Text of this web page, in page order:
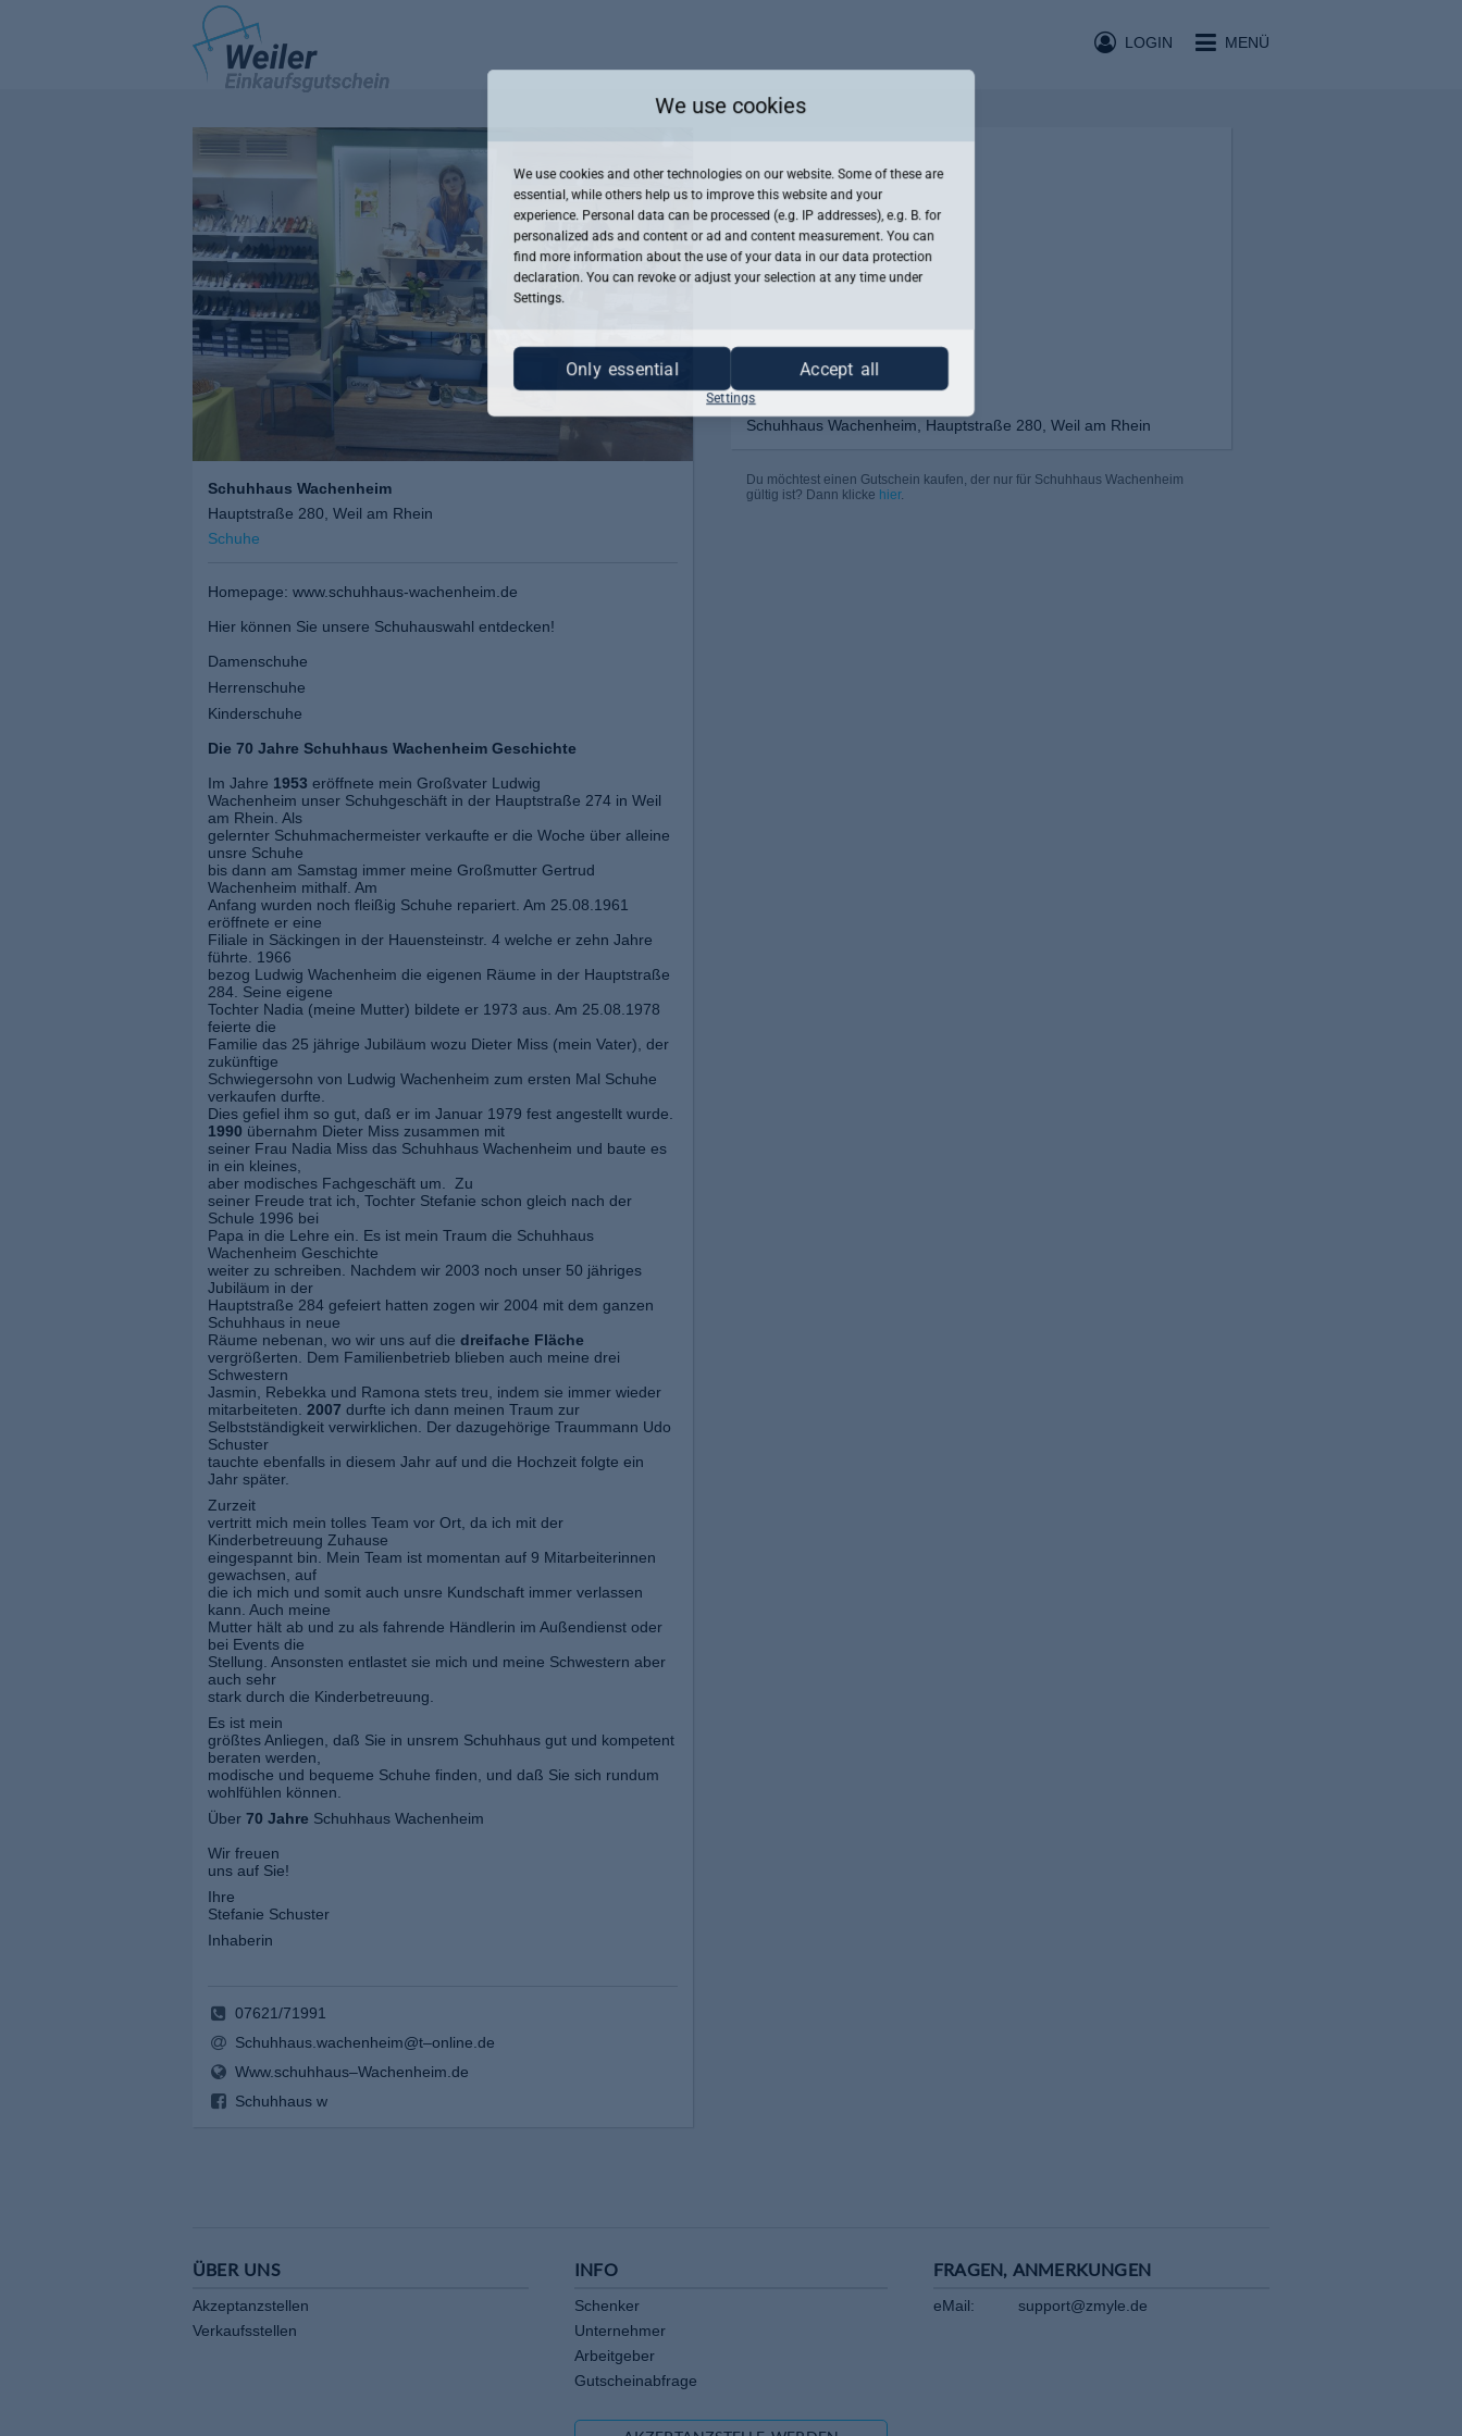
MENÜ
LOGIN
Schuhhaus Wachenheim
Hauptstraße 280, Weil am Rhein
Schuhe
Homepage: www.schuhhaus-wachenheim.de
Hier können Sie unsere Schuhauswahl entdecken!
Damenschuhe
Herrenschuhe
Kinderschuhe
Die 70 Jahre Schuhhaus Wachenheim Geschichte
Im Jahre 1953 eröffnete mein Großvater Ludwig
Wachenheim unser Schuhgeschäft in der Hauptstraße 274 in Weil
am Rhein. Als
gelernter Schuhmachermeister verkaufte er die Woche über alleine
unsre Schuhe
bis dann am Samstag immer meine Großmutter Gertrud
Wachenheim mithalf. Am
Anfang wurden noch fleißig Schuhe repariert. Am 25.08.1961
eröffnete er eine
Filiale in Säckingen in der Hauensteinstr. 4 welche er zehn Jahre
führte. 1966
bezog Ludwig Wachenheim die eigenen Räume in der Hauptstraße
284. Seine eigene
Tochter Nadia (meine Mutter) bildete er 1973 aus. Am 25.08.1978
feierte die
Familie das 25 jährige Jubiläum wozu Dieter Miss (mein Vater), der
zukünftige
Schwiegersohn von Ludwig Wachenheim zum ersten Mal Schuhe
verkaufen durfte.
Dies gefiel ihm so gut, daß er im Januar 1979 fest angestellt wurde.
1990 übernahm Dieter Miss zusammen mit
seiner Frau Nadia Miss das Schuhhaus Wachenheim und baute es
in ein kleines,
aber modisches Fachgeschäft um. Zu
seiner Freude trat ich, Tochter Stefanie schon gleich nach der
Schule 1996 bei
Papa in die Lehre ein. Es ist mein Traum die Schuhhaus
Wachenheim Geschichte
weiter zu schreiben. Nachdem wir 2003 noch unser 50 jähriges
Jubiläum in der
Hauptstraße 284 gefeiert hatten zogen wir 2004 mit dem ganzen
Schuhhaus in neue
Räume nebenan, wo wir uns auf die dreifache Fläche
vergrößerten. Dem Familienbetrieb blieben auch meine drei
Schwestern
Jasmin, Rebekka und Ramona stets treu, indem sie immer wieder
mitarbeiteten. 2007 durfte ich dann meinen Traum zur
Selbstständigkeit verwirklichen. Der dazugehörige Traummann Udo
Schuster
tauchte ebenfalls in diesem Jahr auf und die Hochzeit folgte ein
Jahr später.
Zurzeit
vertritt mich mein tolles Team vor Ort, da ich mit der
Kinderbetreuung Zuhause
eingespannt bin. Mein Team ist momentan auf 9 Mitarbeiterinnen
gewachsen, auf
die ich mich und somit auch unsre Kundschaft immer verlassen
kann. Auch meine
Mutter hält ab und zu als fahrende Händlerin im Außendienst oder
bei Events die
Stellung. Ansonsten entlastet sie mich und meine Schwestern aber
auch sehr
stark durch die Kinderbetreuung.
Es ist mein
größtes Anliegen, daß Sie in unsrem Schuhhaus gut und kompetent
beraten werden,
modische und bequeme Schuhe finden, und daß Sie sich rundum
wohlfühlen können.
Über 70 Jahre Schuhhaus Wachenheim
Wir freuen
uns auf Sie!
Ihre
Stefanie Schuster
Inhaberin
07621/71991
Schuhhaus.wachenheim@t–online.de
Www.schuhhaus–Wachenheim.de
Schuhhaus w
Schuhhaus Wachenheim, Hauptstraße 280, Weil am Rhein
Du möchtest einen Gutschein kaufen, der nur für Schuhhaus Wachenheim
gültig ist? Dann klicke hier.
ÜBER UNS
Akzeptanzstellen
Verkaufsstellen
INFO
Schenker
Unternehmer
Arbeitgeber
Gutscheinabfrage
FRAGEN, ANMERKUNGEN
eMail: support@zmyle.de
We use cookies
We use cookies and other technologies on our website. Some of these are
essential, while others help us to improve this website and your
experience. Personal data can be processed (e.g. IP addresses), e.g. B. for
personalized ads and content or ad and content measurement. You can
find more information about the use of your data in ourdata protection
declaration. You can revoke or adjust your selection at any time under
Settings.
Only essential Accept all
Settings